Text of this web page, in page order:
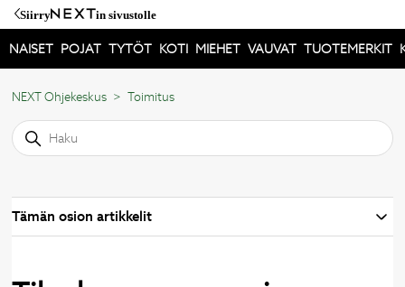
Siirry in sivustolle
NAISET POJAT TYTÖT KOTI MIEHET VAUVAT TUOTEMERKIT
NEXT Ohjekeskus Toimitus
Tämän osion artikkelit